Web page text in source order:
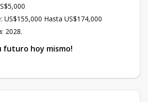
US$155,000 Hasta US$174,000
2028.
futuro hoy mismo!